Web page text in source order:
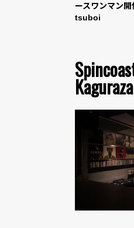
ースワンマン
tsuboi